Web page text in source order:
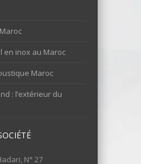
en inox au Maroc
Maroc
: l’extérieur du
N° 27